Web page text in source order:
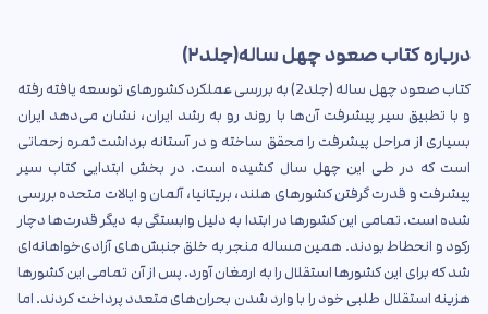
درباره کتاب صعود چهل ساله(جلد۲)
کتاب صعود چهل ساله (جلد2) به بررسی عملکرد کشورهای توسعه یافته رفته
و با تطبیق سیر پیشرفت آن‌ها با روند رو به رشد ایران، نشان می‌دهد ایران
بسیاری از مراحل پیشرفت را محقق ساخته و در آستانه برداشت ثمره زحماتی
است که در طی این چهل سال کشیده است. در بخش ابتدایی کتاب سیر
پیشرفت و قدرت گرفتن کشورهای هلند، بریتانیا، آلمان و ایالات متحده بررسی
شده است. تمامی این کشورها در ابتدا به دلیل وابستگی به دیگر قدرت‌ها دچار
رکود و انحطاط بودند. همین مساله منجر به خلق جنبش‌های آزادی‌خواهانه‌ای
شد که برای این کشورها استقلال را به ارمغان آورد. پس از آن تمامی این کشورها
هزینه استقلال طلبی خود را با وارد شدن بحران‌های متعدد پرداخت کردند. اما